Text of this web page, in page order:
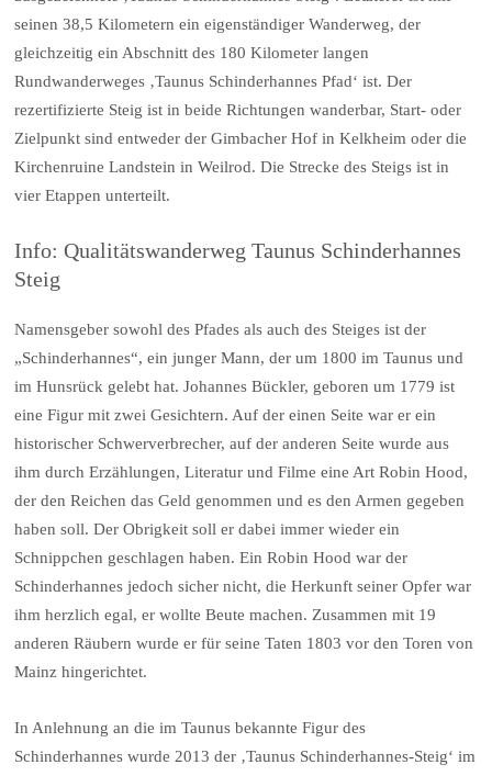
seinen 38,5 Kilometern ein eigenständiger Wanderweg, der
gleichzeitig ein Abschnitt des 180 Kilometer langen
Rundwanderweges ‚Taunus Schinderhannes Pfad‘ ist. Der
rezertifizierte Steig ist in beide Richtungen wanderbar, Start- oder
Zielpunkt sind entweder der Gimbacher Hof in Kelkheim oder die
Kirchenruine Landstein in Weilrod. Die Strecke des Steigs ist in
vier Etappen unterteilt.
Info: Qualitätswanderweg Taunus Schinderhannes
Steig
Namensgeber sowohl des Pfades als auch des Steiges ist der
„Schinderhannes“, ein junger Mann, der um 1800 im Taunus und
im Hunsrück gelebt hat. Johannes Bückler, geboren um 1779 ist
eine Figur mit zwei Gesichtern. Auf der einen Seite war er ein
historischer Schwerverbrecher, auf der anderen Seite wurde aus
ihm durch Erzählungen, Literatur und Filme eine Art Robin Hood,
der den Reichen das Geld genommen und es den Armen gegeben
haben soll. Der Obrigkeit soll er dabei immer wieder ein
Schnippchen geschlagen haben. Ein Robin Hood war der
Schinderhannes jedoch sicher nicht, die Herkunft seiner Opfer war
ihm herzlich egal, er wollte Beute machen. Zusammen mit 19
anderen Räubern wurde er für seine Taten 1803 vor den Toren von
Mainz hingerichtet.
In Anlehnung an die im Taunus bekannte Figur des
Schinderhannes wurde 2013 der ‚Taunus Schinderhannes-Steig‘ im